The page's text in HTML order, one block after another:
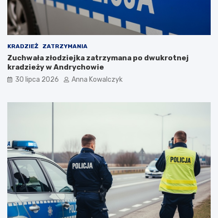
o
p
a
n
d
e
m
i
KRADZIEŻ ZATRZYMANIA
Zuchwała złodziejka zatrzymana po dwukrotnej
kradzieży w Andrychowie
30 lipca 2026 Anna Kowalczyk